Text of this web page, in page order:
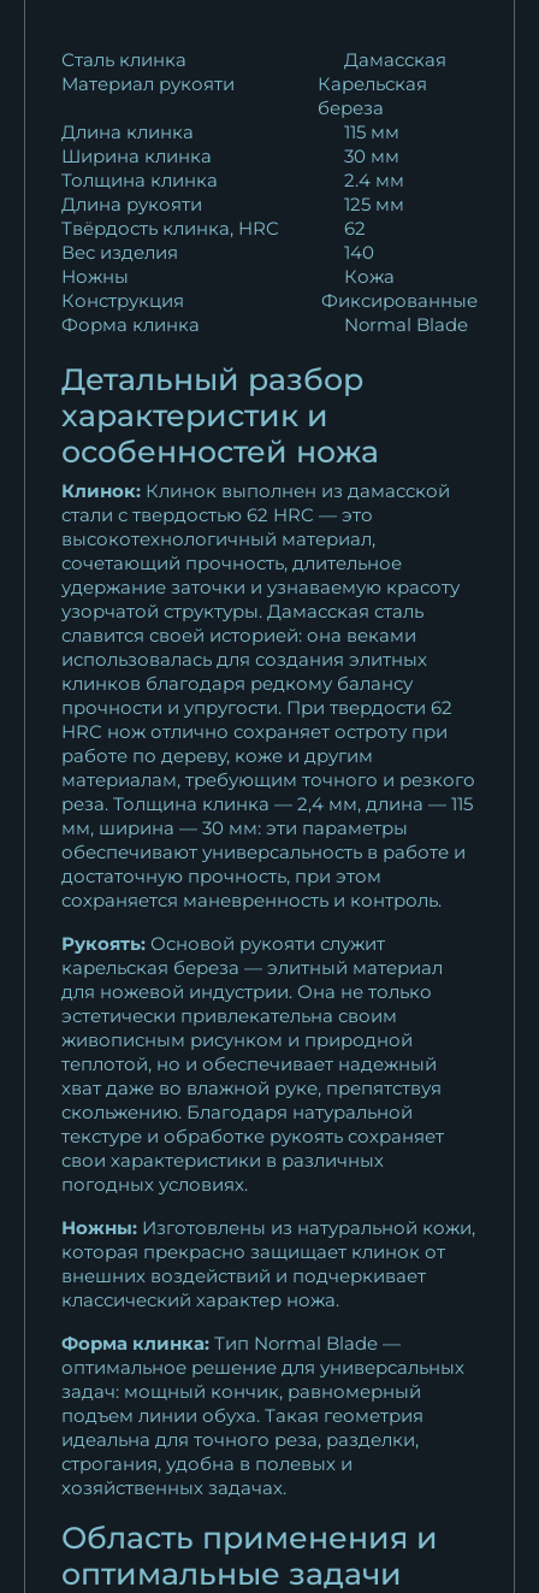
Нож Штык 2 95х18
комбинированная...
Нож Штык дамаск торцевой
с воронением...
40 566₽
Нож Штык дамаск торцевой
с воронением...
Нож Штык х12мф черный
граб карельская...
10 922₽
Нож Штык ХВ-5
стабилизированная...
11 267₽
Нож Штык ХВ-5
стабилизированная...
11 267 ₽
Сталь клинка
Дамасская
Материал рукояти
Карельская
береза
Длина клинка
115 мм
Ширина клинка
30 мм
Толщина клинка
2.4 мм
Длина рукояти
125 мм
Твёрдость клинка, HRC
62
Вес изделия
140
Ножны
Кожа
Конструкция
Фиксированные
Форма клинка
Normal Blade
Детальный разбор
характеристик и
особенностей ножа
Клинок: Клинок выполнен из дамасской
стали с твердостью 62 HRC — это
высокотехнологичный материал,
сочетающий прочность, длительное
удержание заточки и узнаваемую красоту
узорчатой структуры. Дамасская сталь
славится своей историей: она веками
использовалась для создания элитных
клинков благодаря редкому балансу
прочности и упругости. При твердости 62
HRC нож отлично сохраняет остроту при
работе по дереву, коже и другим
материалам, требующим точного и резкого
реза. Толщина клинка — 2,4 мм, длина — 115
мм, ширина — 30 мм: эти параметры
обеспечивают универсальность в работе и
достаточную прочность, при этом
сохраняется маневренность и контроль.
Рукоять: Основой рукояти служит
карельская береза — элитный материал
для ножевой индустрии. Она не только
эстетически привлекательна своим
живописным рисунком и природной
теплотой, но и обеспечивает надежный
хват даже во влажной руке, препятствуя
скольжению. Благодаря натуральной
текстуре и обработке рукоять сохраняет
свои характеристики в различных
погодных условиях.
Ножны: Изготовлены из натуральной кожи,
которая прекрасно защищает клинок от
внешних воздействий и подчеркивает
классический характер ножа.
Форма клинка: Тип Normal Blade —
оптимальное решение для универсальных
задач: мощный кончик, равномерный
подъем линии обуха. Такая геометрия
идеальна для точного реза, разделки,
строгания, удобна в полевых и
хозяйственных задачах.
Область применения и
оптимальные задачи